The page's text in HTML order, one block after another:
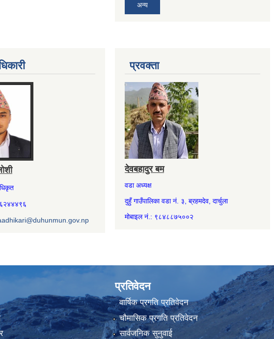
अन्य
प्रवक्ता
देवबहादुर बम
वडा अध्यक्ष
दुहुँ गाउँपालिका वडा नं. ३, ब्रहमदेव, दार्चुला
मोबाइल नं.: ९८४८८७५००२
प्रतिवेदन
वार्षिक प्रगति प्रतिवेदन
चौमासिक प्रगति प्रतिवेदन
सार्वजनिक सुनुवाई